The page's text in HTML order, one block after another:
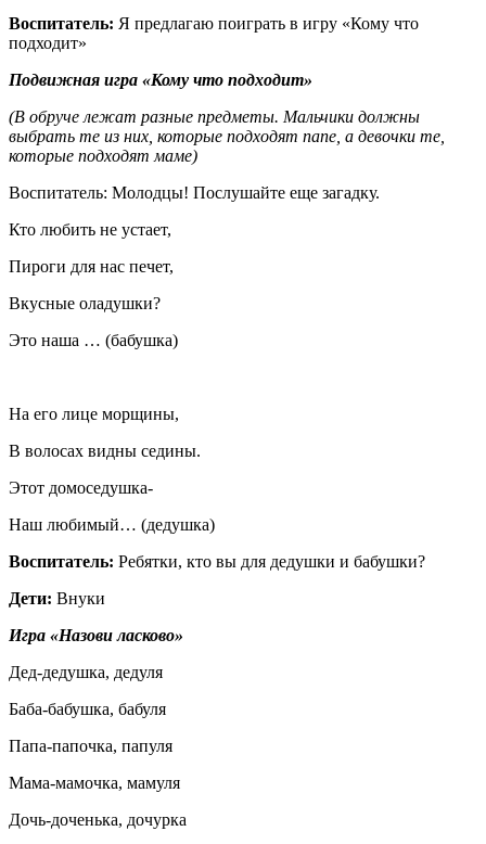
Воспитатель: Я предлагаю поиграть в игру «Кому что
подходит»
Подвижная игра «Кому что подходит»
(В обруче лежат разные предметы. Мальчики должны
выбрать те из них, которые подходят папе, а девочки те,
которые подходят маме)
Воспитатель: Молодцы! Послушайте еще загадку.
Кто любить не устает,
Пироги для нас печет,
Вкусные оладушки?
Это наша … (бабушка)
На его лице морщины,
В волосах видны седины.
Этот домоседушка-
Наш любимый… (дедушка)
Воспитатель: Ребятки, кто вы для дедушки и бабушки?
Дети: Внуки
Игра «Назови ласково»
Дед-дедушка, дедуля
Баба-бабушка, бабуля
Папа-папочка, папуля
Мама-мамочка, мамуля
Дочь-доченька, дочурка